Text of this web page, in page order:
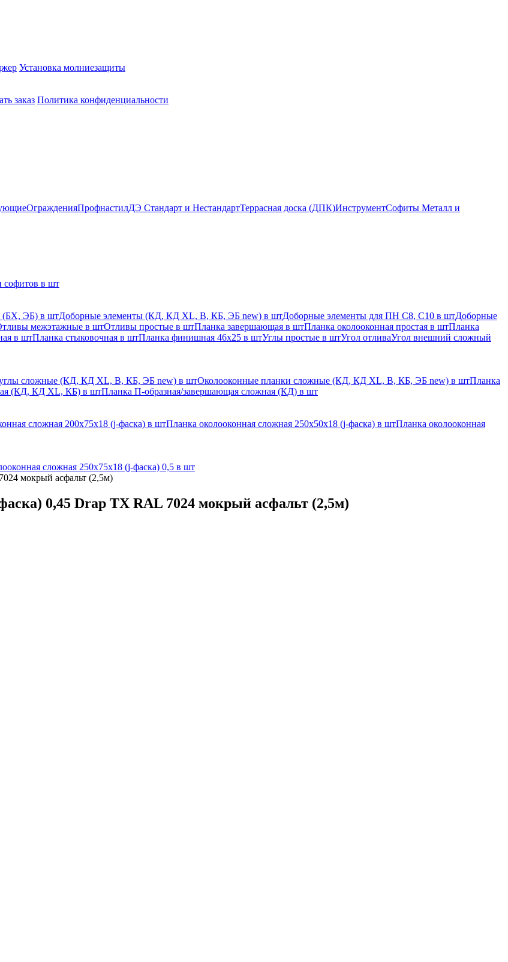
Установка молниезащиты
заказ Политика конфиденциальности
ОгражденияПрофнастилДЭ Стандарт и НестандартТеррасная доска (ДПК)ИнструментСофиты Металл и
софитов в шт
(БХ, ЭБ) в штДоборные элементы (КД, КД XL, В, КБ, ЭБ new) в штДоборные элементы для ПН С8, С10 в штДоборные
межэтажные в штОтливы простые в штПланка завершающая в штПланка околооконная простая в штПланка
в штПланка стыковочная в штПланка финишная 46х25 в штУглы простые в штУгол отливаУгол внешний сложный
сложные (КД, КД XL, В, КБ, ЭБ new) в штОколооконные планки сложные (КД, КД XL, В, КБ, ЭБ new) в штПланка
(КД, КД XL, КБ) в штПланка П-образная/завершающая сложная (КД) в шт
сложная 200х75х18 (j-фаска) в штПланка околооконная сложная 250х50х18 (j-фаска) в штПланка околооконная
сложная 250х75х18 (j-фаска) 0,5 в шт
мокрый асфальт (2,5м)
0,45 Drap TX RAL 7024 мокрый асфальт (2,5м)